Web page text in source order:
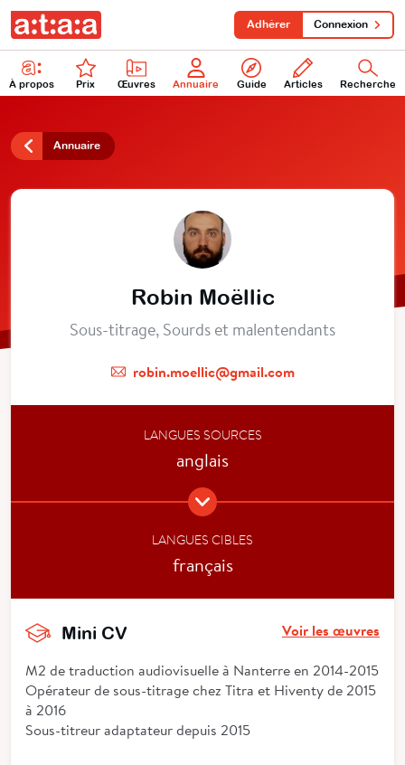
À propos Prix Œuvres Annuaire Guide Articles Recherche
Adhérer Connexion
Annuaire
Robin Moëllic
Sous-titrage, Sourds et malentendants
robin.moellic@gmail.com
LANGUES SOURCES
anglais
LANGUES CIBLES
français
Mini CV Voir les œuvres
M2 de traduction audiovisuelle à Nanterre en 2014-2015
Opérateur de sous-titrage chez Titra et Hiventy de 2015
à 2016
Sous-titreur adaptateur depuis 2015